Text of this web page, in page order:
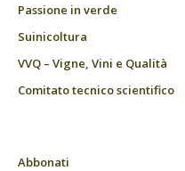
Passione in verde
Suinicoltura
VVQ – Vigne, Vini e Qualità
Comitato tecnico scientifico
Abbonati